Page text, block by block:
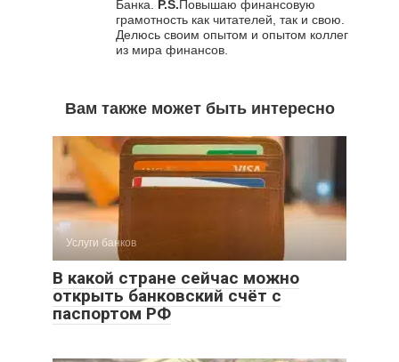
Банка.
P.S. Повышаю финансовую
грамотность как читателей, так и свою.
Делюсь своим опытом и опытом коллег
из мира финансов.
Вам также может быть интересно
Услуги банков
В какой стране сейчас можно
открыть банковский счёт с
паспортом РФ